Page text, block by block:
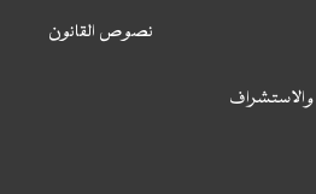
نصوص القانون
والاستشراف